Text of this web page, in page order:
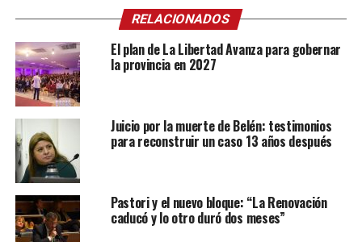
RELACIONADOS
El plan de La Libertad Avanza para gobernar
la provincia en 2027
Juicio por la muerte de Belén: testimonios
para reconstruir un caso 13 años después
Pastori y el nuevo bloque: “La Renovación
caducó y lo otro duró dos meses”